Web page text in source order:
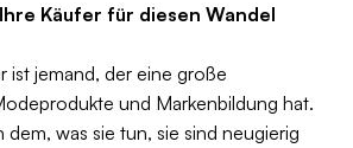
Käufer für diesen Wandel
ist jemand, der eine große
und Markenbildung hat.
dem, was sie tun, sie sind neugierig